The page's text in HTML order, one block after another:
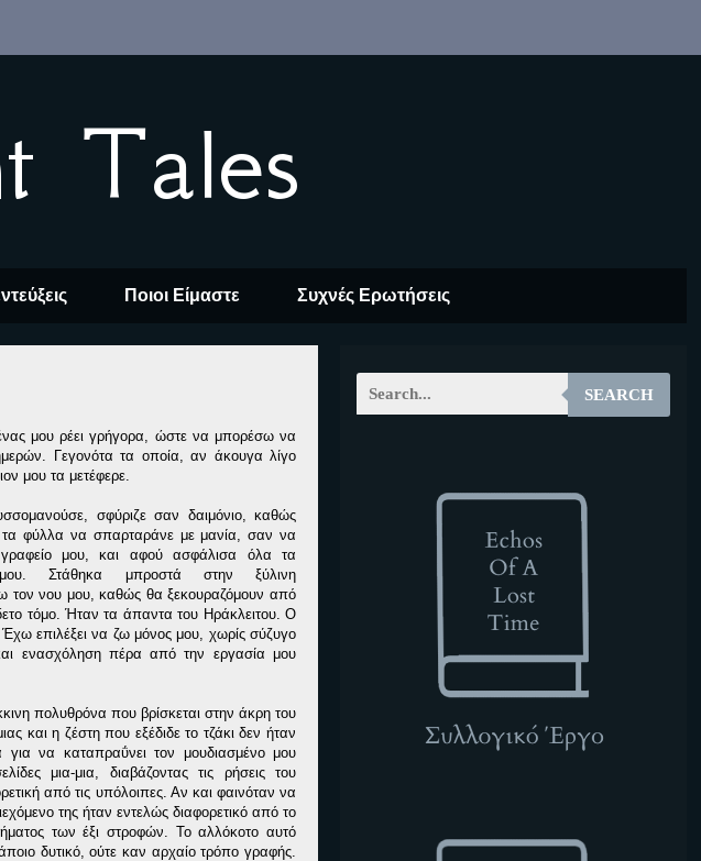
Tales
Ποιοι Είμαστε Συχνές Ερωτήσεις
μου ρέει γρήγορα, ώστε να μπορέσω να
Γεγονότα τα οποία, αν άκουγα λίγο
μου τα μετέφερε.
, σφύριζε σαν δαιμόνιο, καθώς
τα φύλλα να σπαρταράνε με μανία, σαν να
μου, και αφού ασφάλισα όλα τα
Στάθηκα μπροστά στην ξύλινη
τον νου μου, καθώς θα ξεκουραζόμουν από
τόμο. Ήταν τα άπαντα του Ηράκλειτου. Ο
επιλέξει να ζω μόνος μου, χωρίς σύζυγο
ενασχόληση πέρα από την εργασία μου
πολυθρόνα που βρίσκεται στην άκρη του
ς και η ζέστη που εξέδιδε το τζάκι δεν ήταν
για να καταπραΰνει τον μουδιασμένο μου
μια-μια, διαβάζοντας τις ρήσεις του
από τις υπόλοιπες. Αν και φαινόταν να
της ήταν εντελώς διαφορετικό από το
των έξι στροφών. Το αλλόκοτο αυτό
δυτικό, ούτε καν αρχαίο τρόπο γραφής.
SEARCH